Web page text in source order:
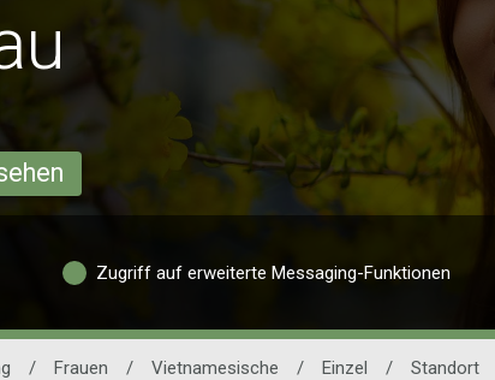
Zugriff auf erweiterte Messaging-Funktionen
/ Frauen / Vietnamesische / Einzel / Standort